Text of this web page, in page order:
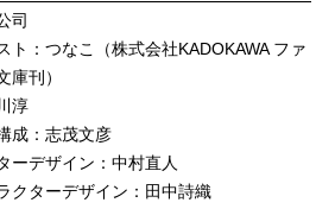
司
ト：つなこ（株式会社KADOKAWA ファ
庫刊）
淳
成：志茂文彦
ーデザイン：中村直人
クターデザイン：田中詩織